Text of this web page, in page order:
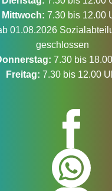
Mittwoch: 7.30 bis 12.00
01.08.2026
geschlossen
7.30 bis
Freitag: 7.30 bis 12.00